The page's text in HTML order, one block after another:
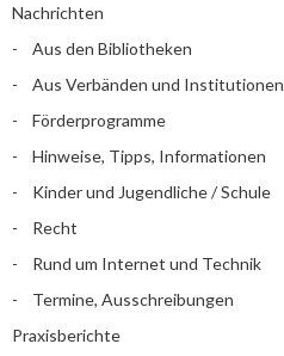
Nachrichten
Aus den Bibliotheken
Aus Verbänden und Institutionen
Förderprogramme
Hinweise, Tipps, Informationen
Kinder und Jugendliche / Schule
Recht
Rund um Internet und Technik
Termine, Ausschreibungen
Praxisberichte